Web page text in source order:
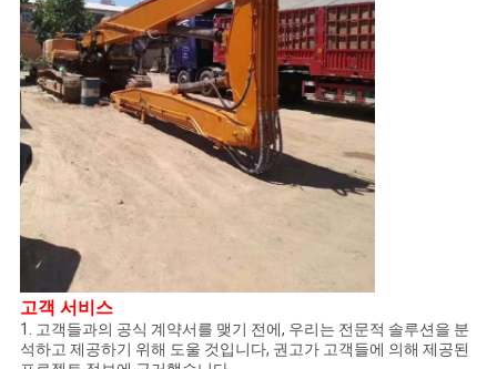
고객 서비스
1. 고객들과의 공식 계약서를 맺기 전에, 우리는 전문적 솔루션을 분
석하고 제공하기 위해 도울 것입니다, 권고가 고객들에 의해 제공된